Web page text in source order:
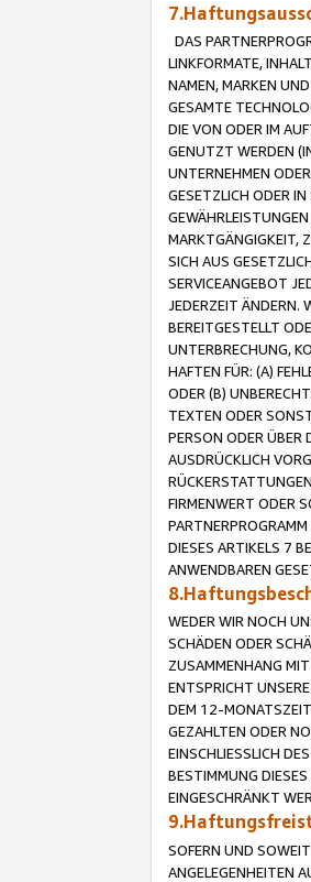
DAS
LINKFORMATE,
NAMEN, MARKEN
GESAMTE
DIE VON ODER IM
GENUTZT WERDEN
UNTERNEHMEN
GESETZLICH ODER
MARKTGÄNGIGKEIT,
SICH AUS
SERVICEANGEBOT
JEDERZEIT ÄNDERN.
BEREITGESTELLT
UNTERBRECHUNG,
HAFTEN FÜR: (A)
ODER (B)
TEXTEN ODER
PERSON ODER ÜBER
AUSDRÜCKLICH
FIRMENWERT ODER
DIESES ARTIKELS 7
ANWENDBAREN
WEDER WIR NOCH
SCHÄDEN ODER
ZUSAMMENHANG
ENTSPRICHT
DEM 12-
GEZAHLTEN ODER
EINSCHLIESSLICH
BESTIMMUNG
EINGESCHRÄNKT
SOFERN UND
ANGELEGENHEITEN